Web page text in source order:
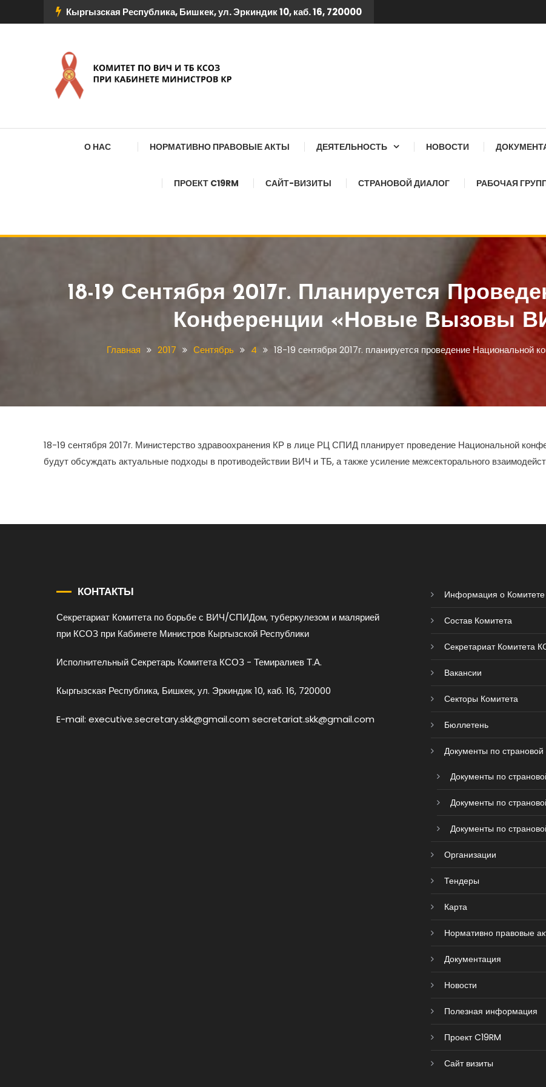
к
Кыргызская Республика, Бишкек, ул. Эркиндик 10, каб. 16, 720000
О НАС НОРМАТИВНО ПРАВОВЫЕ АКТЫ ДЕЯТЕЛЬНОСТЬ НОВОСТИ
ПРОЕКТ C19RM САЙТ-ВИЗИТЫ СТРАНОВОЙ ДИАЛОГ РАБОЧАЯ
18-19 Сентября 2017г. Планируется
Конференции «Новые Вызовы
Главная 2017 Сентябрь 4 18-19 сентября 2017г. планируется проведение
18-19 сентября 2017г. Министерство здравоохранения КР в лице РЦ СПИД планирует проведение Национальной
будут обсуждать актуальные подходы в противодействии ВИЧ и ТБ, а также усиление межсекторального
КОНТАКТЫ
Секретариат Комитета по борьбе с ВИЧ/СПИДом, туберкулезом и малярией
при КСОЗ при Кабинете Министров Кыргызской Республики
Исполнительный Секретарь Комитета КСОЗ - Темиралиев Т.А.
Кыргызская Республика, Бишкек, ул. Эркиндик 10, каб. 16, 720000
E-mail: executive.secretary.skk@gmail.com secretariat.skk@gmail.com
Информация о Комитете
Состав Комитета
Секретариат Комитета
Вакансии
Секторы Комитета
Бюллетень
Документы по страновой
Документы по
Документы по
Документы по
Организации
Тендеры
Карта
Нормативно правовые
Документация
Новости
Полезная информация
Проект C19RM
Сайт визиты